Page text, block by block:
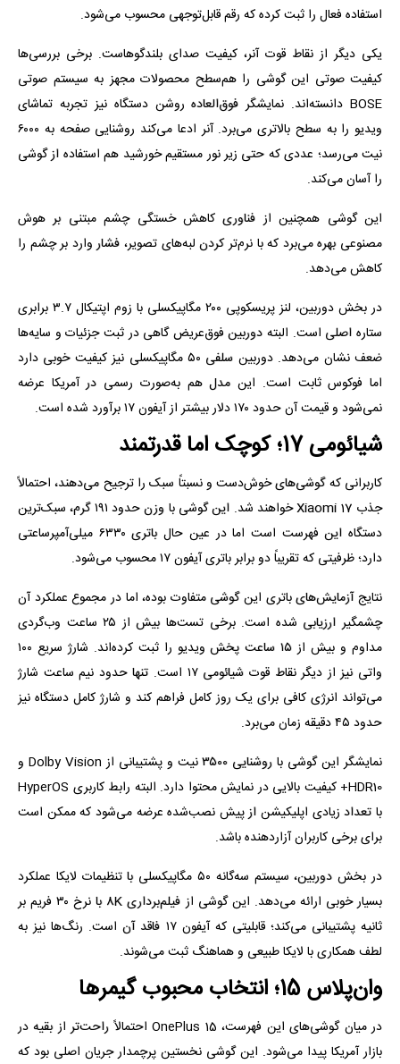
استفاده فعال را ثبت کرده که رقم قابل‌توجهی محسوب می‌شود.
یکی دیگر از نقاط قوت آنر، کیفیت صدای بلندگوهاست. برخی بررسی‌ها
کیفیت صوتی این گوشی را هم‌سطح محصولات مجهز به سیستم صوتی
BOSE دانسته‌اند. نمایشگر فوق‌العاده روشن دستگاه نیز تجربه تماشای
ویدیو را به سطح بالاتری می‌برد. آنر ادعا می‌کند روشنایی صفحه به ۶۰۰۰
نیت می‌رسد؛ عددی که حتی زیر نور مستقیم خورشید هم استفاده از گوشی
را آسان می‌کند.
این گوشی همچنین از فناوری کاهش خستگی چشم مبتنی بر هوش
مصنوعی بهره می‌برد که با نرم‌تر کردن لبه‌های تصویر، فشار وارد بر چشم را
کاهش می‌دهد.
در بخش دوربین، لنز پریسکوپی ۲۰۰ مگاپیکسلی با زوم اپتیکال ۳.۷ برابری
ستاره اصلی است. البته دوربین فوق‌عریض گاهی در ثبت جزئیات و سایه‌ها
ضعف نشان می‌دهد. دوربین سلفی ۵۰ مگاپیکسلی نیز کیفیت خوبی دارد
اما فوکوس ثابت است. این مدل هم به‌صورت رسمی در آمریکا عرضه
نمی‌شود و قیمت آن حدود ۱۷۰ دلار بیشتر از آیفون ۱۷ برآورد شده است.
شیائومی 17؛ کوچک اما قدرتمند
کاربرانی که گوشی‌های خوش‌دست و نسبتاً سبک را ترجیح می‌دهند، احتمالاً
جذب Xiaomi 17 خواهند شد. این گوشی با وزن حدود ۱۹۱ گرم، سبک‌ترین
دستگاه این فهرست است اما در عین حال باتری ۶۳۳۰ میلی‌آمپرساعتی
دارد؛ ظرفیتی که تقریباً دو برابر باتری آیفون ۱۷ محسوب می‌شود.
نتایج آزمایش‌های باتری این گوشی متفاوت بوده، اما در مجموع عملکرد آن
چشمگیر ارزیابی شده است. برخی تست‌ها بیش از ۲۵ ساعت وب‌گردی
مداوم و بیش از ۱۵ ساعت پخش ویدیو را ثبت کرده‌اند. شارژ سریع ۱۰۰
واتی نیز از دیگر نقاط قوت شیائومی ۱۷ است. تنها حدود نیم ساعت شارژ
می‌تواند انرژی کافی برای یک روز کامل فراهم کند و شارژ کامل دستگاه نیز
حدود ۴۵ دقیقه زمان می‌برد.
نمایشگر این گوشی با روشنایی ۳۵۰۰ نیت و پشتیبانی از Dolby Vision و
HDR10+ کیفیت بالایی در نمایش محتوا دارد. البته رابط کاربری HyperOS
با تعداد زیادی اپلیکیشن از پیش نصب‌شده عرضه می‌شود که ممکن است
برای برخی کاربران آزاردهنده باشد.
در بخش دوربین، سیستم سه‌گانه ۵۰ مگاپیکسلی با تنظیمات لایکا عملکرد
بسیار خوبی ارائه می‌دهد. این گوشی از فیلم‌برداری 8K با نرخ ۳۰ فریم بر
ثانیه پشتیبانی می‌کند؛ قابلیتی که آیفون ۱۷ فاقد آن است. رنگ‌ها نیز به
لطف همکاری با لایکا طبیعی و هماهنگ ثبت می‌شوند.
وان‌پلاس 15؛ انتخاب محبوب گیمرها
در میان گوشی‌های این فهرست، OnePlus 15 احتمالاً راحت‌تر از بقیه در
بازار آمریکا پیدا می‌شود. این گوشی نخستین پرچمدار جریان اصلی بود که